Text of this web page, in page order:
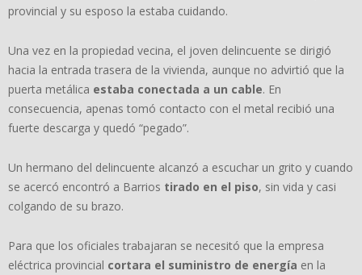
provincial y su esposo la estaba cuidando.
Una vez en la propiedad vecina, el joven delincuente se dirigió
hacia la entrada trasera de la vivienda, aunque no advirtió que la
puerta metálica estaba conectada a un cable. En
consecuencia, apenas tomó contacto con el metal recibió una
fuerte descarga y quedó “pegado”.
Un hermano del delincuente alcanzó a escuchar un grito y cuando
se acercó encontró a Barrios tirado en el piso, sin vida y casi
colgando de su brazo.
Para que los oficiales trabajaran se necesitó que la empresa
eléctrica provincial cortara el suministro de energía en la